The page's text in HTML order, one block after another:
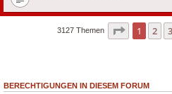
3127 Themen Seite 1von
1 2 3
BERECHTIGUNGEN IN DIESEM FORUM